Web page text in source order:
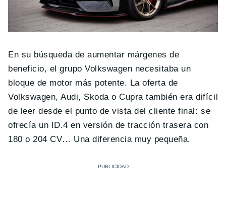
En su búsqueda de aumentar márgenes de
beneficio, el grupo Volkswagen necesitaba un
bloque de motor más potente. La oferta de
Volkswagen, Audi, Skoda o Cupra también era difícil
de leer desde el punto de vista del cliente final: se
ofrecía un ID.4 en versión de tracción trasera con
180 o 204 CV… Una diferencia muy pequeña.